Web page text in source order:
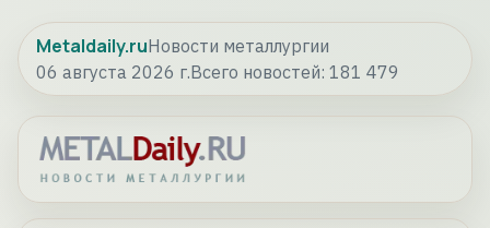
Metaldaily.ruНовости металлургии
06 августа 2026 г.Всего новостей: 181 479